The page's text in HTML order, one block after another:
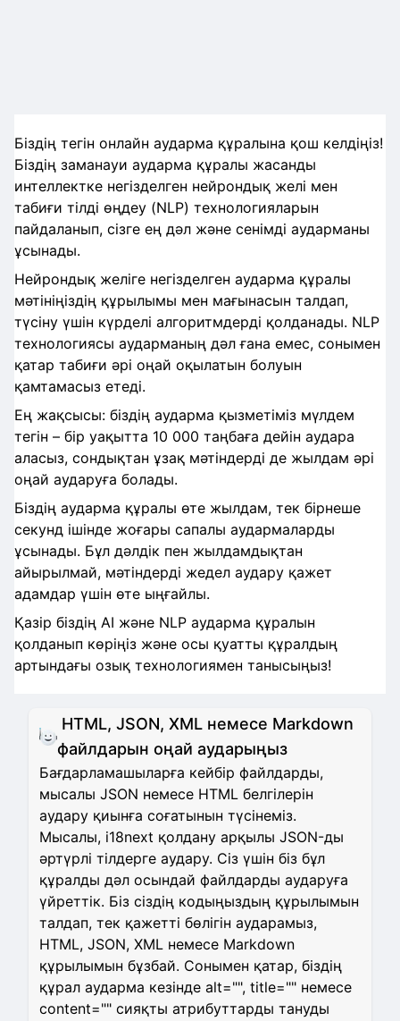
Біздің тегін онлайн аударма құралына қош келдіңіз!
Біздің заманауи аударма құралы жасанды
интеллектке негізделген нейрондық желі мен
табиғи тілді өңдеу (NLP) технологияларын
пайдаланып, сізге ең дәл және сенімді аударманы
ұсынады.
Нейрондық желіге негізделген аударма құралы
мәтініңіздің құрылымы мен мағынасын талдап,
түсіну үшін күрделі алгоритмдерді қолданады. NLP
технологиясы аударманың дәл ғана емес, сонымен
қатар табиғи әрі оңай оқылатын болуын
қамтамасыз етеді.
Ең жақсысы: біздің аударма қызметіміз мүлдем
тегін – бір уақытта 10 000 таңбаға дейін аудара
аласыз, сондықтан ұзақ мәтіндерді де жылдам әрі
оңай аударуға болады.
Біздің аударма құралы өте жылдам, тек бірнеше
секунд ішінде жоғары сапалы аудармаларды
ұсынады. Бұл дәлдік пен жылдамдықтан
айырылмай, мәтіндерді жедел аудару қажет
адамдар үшін өте ыңғайлы.
Қазір біздің AI және NLP аударма құралын
қолданып көріңіз және осы қуатты құралдың
артындағы озық технологиямен танысыңыз!
HTML, JSON, XML немесе Markdown
файлдарын оңай аударыңыз
Бағдарламашыларға кейбір файлдарды,
мысалы JSON немесе HTML белгілерін
аудару қиынға соғатынын түсінеміз.
Мысалы, i18next қолдану арқылы JSON-ды
әртүрлі тілдерге аудару. Сіз үшін біз бұл
құралды дәл осындай файлдарды аударуға
үйреттік. Біз сіздің кодыңыздың құрылымын
талдап, тек қажетті бөлігін аударамыз,
HTML, JSON, XML немесе Markdown
құрылымын бұзбай. Сонымен қатар, біздің
құрал аударма кезінде alt="", title="" немесе
content="" сияқты атрибуттарды тануды